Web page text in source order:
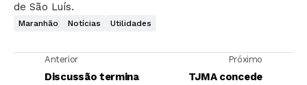
de São Luís.
Maranhão Notícias Utilidades
Anterior
Discussão termina
Próximo
TJMA concede